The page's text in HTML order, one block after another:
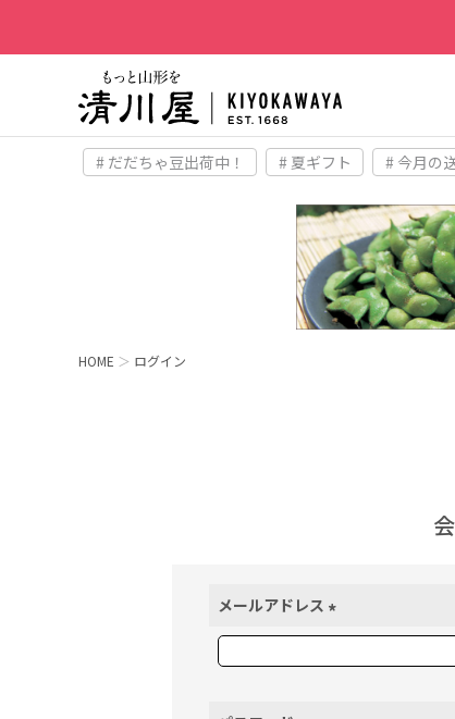
# だだちゃ豆出荷中！ # 夏ギフト # 今月の
HOME ログイン
メールアドレス
(
必